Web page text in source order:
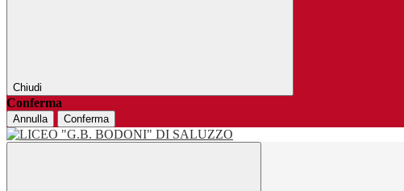
Chiudi
Conferma
Annulla Conferma